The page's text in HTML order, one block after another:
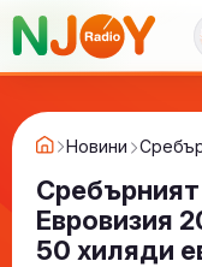
Новини
Евровизия
50 хиляди